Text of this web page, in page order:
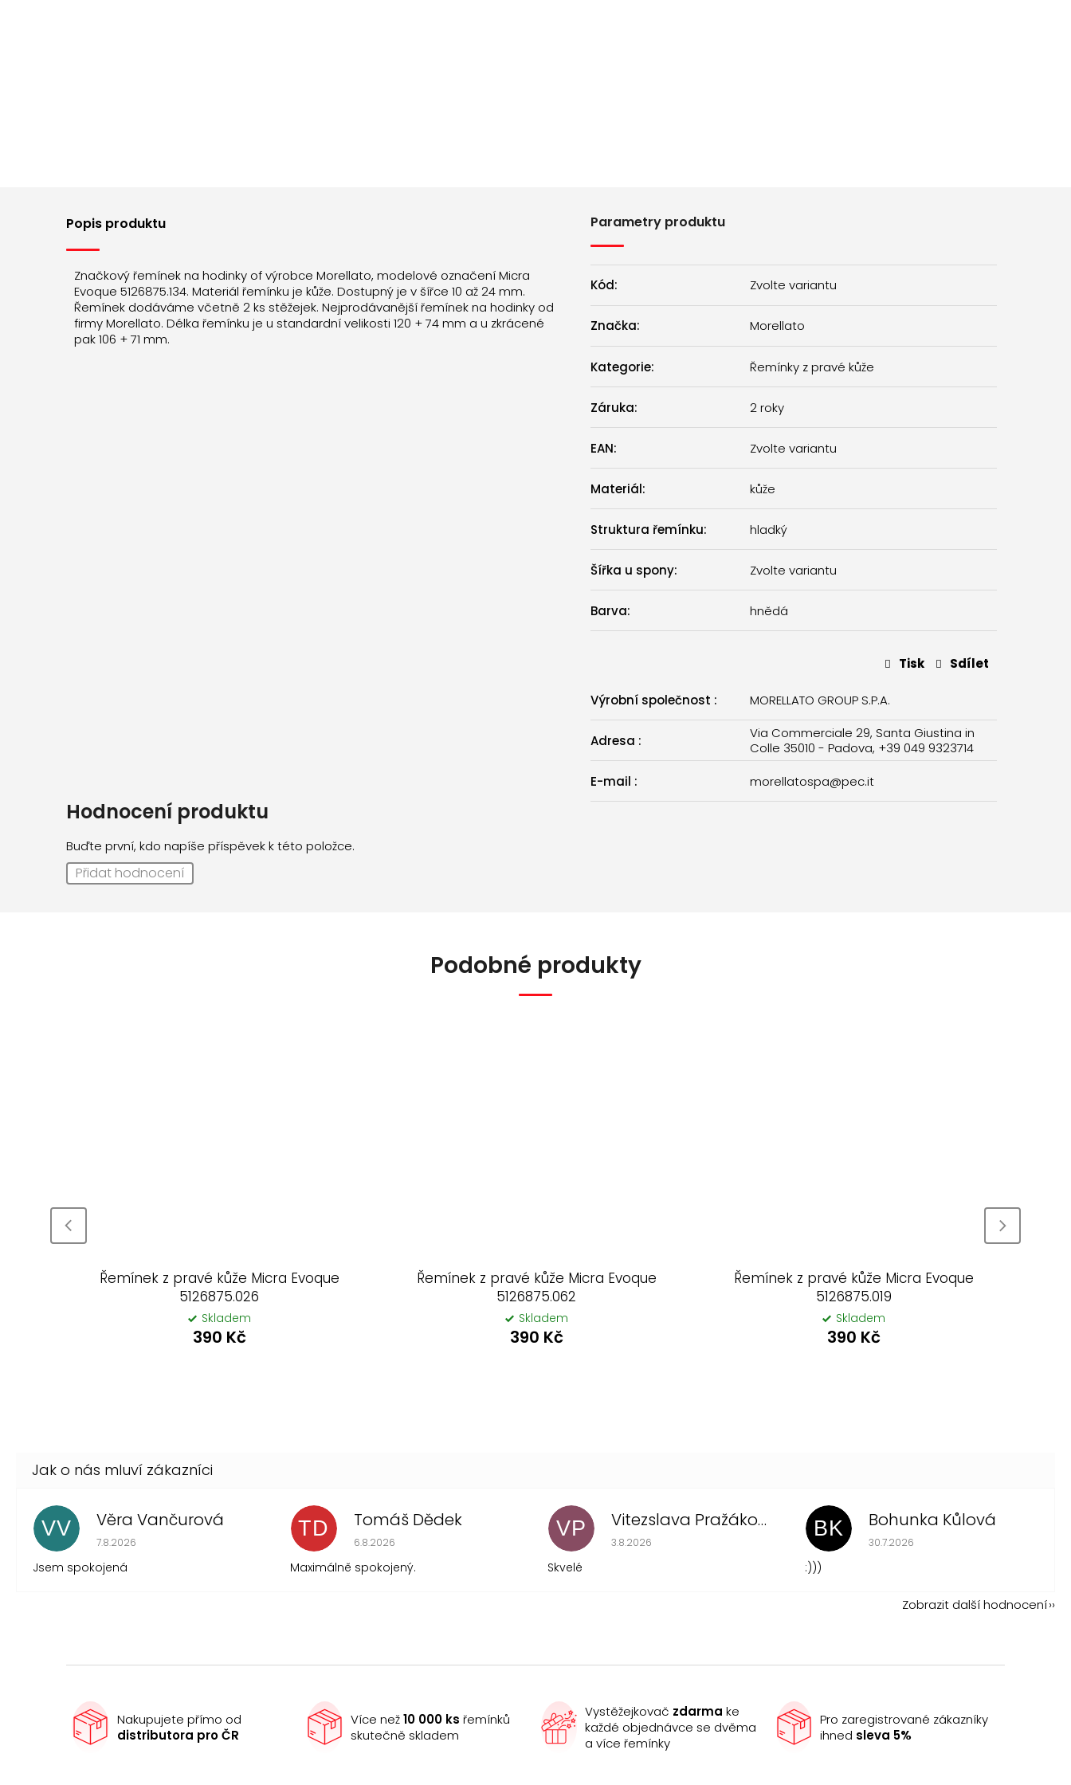
Popis produktu
Značkový řemínek na hodinky of výrobce Morellato, modelové označení Micra
Evoque 5126875.134. Materiál řemínku je kůže. Dostupný je v šířce 10 až 24 mm.
Řemínek dodáváme včetně 2 ks stěžejek. Nejprodávanější řemínek na hodinky od
firmy Morellato. Délka řemínku je u standardní velikosti 120 + 74 mm a u zkrácené
pak 106 + 71 mm.
Parametry produktu
Kód: Zvolte variantu
Značka: Morellato
Kategorie: Řemínky z pravé kůže
Záruka: 2 roky
EAN: Zvolte variantu
Materiál: kůže
Struktura řemínku: hladký
Šířka u spony: Zvolte variantu
Barva: hnědá
Tisk Sdílet
Výrobní společnost : MORELLATO GROUP S.P.A.
Adresa :
Via Commerciale 29, Santa Giustina in
Colle 35010 - Padova, +39 049 9323714
E-mail : morellatospa@pec.it
Hodnocení produktu
Buďte první, kdo napíše příspěvek k této položce.
Přidat hodnocení
Podobné produkty
Řemínek z pravé kůže Micra Evoque
5126875.026
Skladem
390 Kč
Řemínek z pravé kůže Micra Evoque
5126875.062
Skladem
390 Kč
Řemínek z pravé kůže Micra Evoque
5126875.019
Skladem
390 Kč
VV Věra Vančurová
Hodnocení obchodu je 5 z 5 hvězdiček.
7.8.2026
Jsem spokojená
TD Tomáš Dědek
Hodnocení obchodu je 5 z 5 hvězdiček.
6.8.2026
Maximálně spokojený.
VP Vitezslava Pražákova
Hodnocení obchodu je 5 z 5 hvězdiček.
3.8.2026
Skvelé
BK Bohunka Kůlová
Hodnocení obchodu je 5 z 5
30.7.2026
:)))
Zobrazit další hodnocení
Nakupujete přímo od
distributora pro ČR
Více než10 000 ks řemínků
skutečně skladem
Vystěžejkovač zdarma ke
každé objednávce se dvěma
a více řemínky
Pro zaregistrované zákazníky
ihned sleva 5%